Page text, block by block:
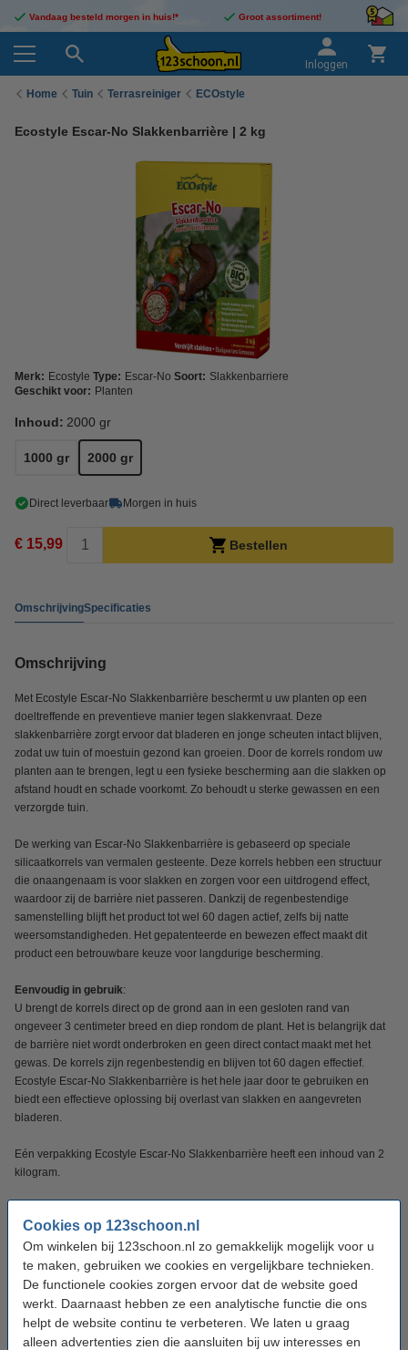
Cookies op 123schoon.nl
Om winkelen bij 123schoon.nl zo gemakkelijk mogelijk voor u
te maken, gebruiken we cookies en vergelijkbare technieken.
De functionele cookies zorgen ervoor dat de website goed
werkt. Daarnaast hebben ze een analytische functie die ons
helpt de website continu te verbeteren. We laten u graag
alleen advertenties zien die aansluiten bij uw interesses en
Vandaag besteld morgen in huis!* Groot assortiment!
Inloggen
Home Tuin Terrasreiniger ECOstyle
Ecostyle Escar-No Slakkenbarrière | 2 kg
Merk: Ecostyle Type: Escar-No Soort: Slakkenbarriere
Geschikt voor: Planten
Inhoud: 2000 gr
1000 gr 2000 gr
Direct leverbaar Morgen in huis
€ 15,99 Bestellen
OmschrijvingSpecificaties
Omschrijving
Met Ecostyle Escar-No Slakkenbarrière beschermt u uw planten op een
doeltreffende en preventieve manier tegen slakkenvraat. Deze
slakkenbarrière zorgt ervoor dat bladeren en jonge scheuten intact blijven,
zodat uw tuin of moestuin gezond kan groeien. Door de korrels rondom uw
planten aan te brengen, legt u een fysieke bescherming aan die slakken op
afstand houdt en schade voorkomt. Zo behoudt u sterke gewassen en een
verzorgde tuin.
De werking van Escar-No Slakkenbarrière is gebaseerd op speciale
silicaatkorrels van vermalen gesteente. Deze korrels hebben een structuur
die onaangenaam is voor slakken en zorgen voor een uitdrogend effect,
waardoor zij de barrière niet passeren. Dankzij de regenbestendige
samenstelling blijft het product tot wel 60 dagen actief, zelfs bij natte
weersomstandigheden. Het gepatenteerde en bewezen effect maakt dit
product een betrouwbare keuze voor langdurige bescherming.
Eenvoudig in gebruik:
U brengt de korrels direct op de grond aan in een gesloten rand van
ongeveer 3 centimeter breed en diep rondom de plant. Het is belangrijk dat
de barrière niet wordt onderbroken en geen direct contact maakt met het
gewas. De korrels zijn regenbestendig en blijven tot 60 dagen effectief.
Ecostyle Escar-No Slakkenbarrière is het hele jaar door te gebruiken en
biedt een effectieve oplossing bij overlast van slakken en aangevreten
bladeren.
Eén verpakking Ecostyle Escar-No Slakkenbarrière heeft een inhoud van 2
kilogram.
Specificaties
Merk: Ecostyle
Soort: Slakkenbarriere